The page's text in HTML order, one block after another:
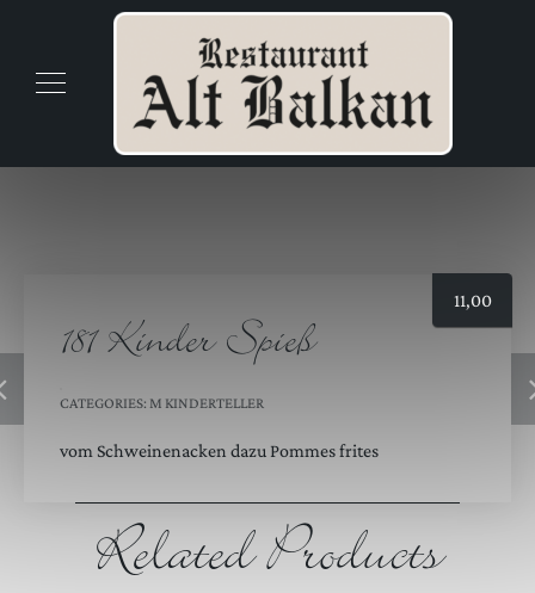
181 Kinder Spieß
CATEGORIES: M KINDERTELLER
vom Schweinenacken dazu Pommes frites
11,00
Related Products